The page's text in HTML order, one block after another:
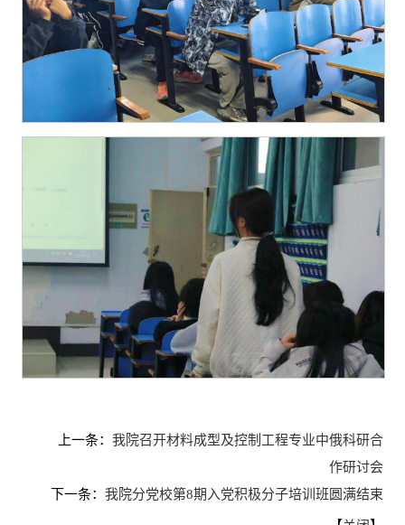
上一条： 我院召开材料成型及控制工程专业中俄科研合
作研讨会
下一条： 我院分党校第8期入党积极分子培训班圆满结束